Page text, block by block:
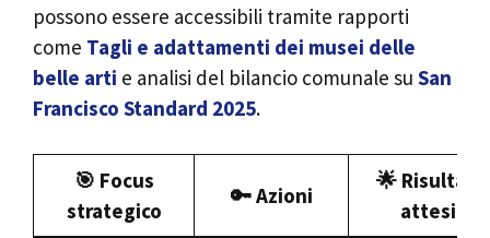
possono essere accessibili tramite rapporti
come Tagli e adattamenti dei musei delle
belle arti e analisi del bilancio comunale su San
Francisco Standard 2025.
🎯 Focus
strategico
🔑 Azioni
🌟 Risultati
attesi